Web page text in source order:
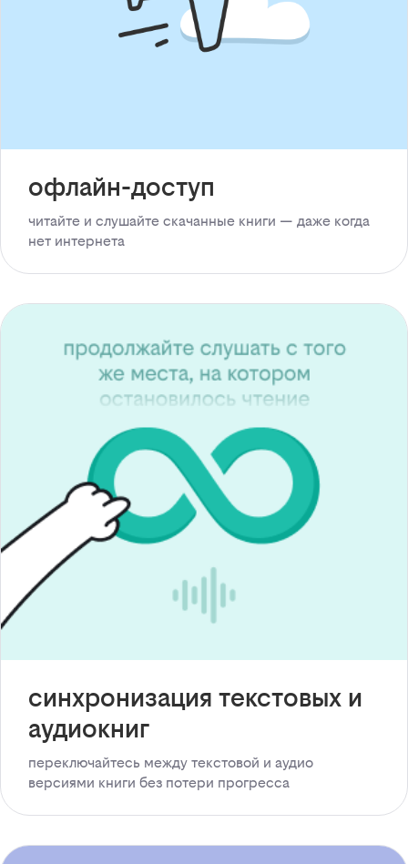
офлайн-доступ
читайте и слушайте скачанные книги — даже когда
нет интернета
синхронизация текстовых и
аудиокниг
переключайтесь между текстовой и аудио
версиями книги без потери прогресса